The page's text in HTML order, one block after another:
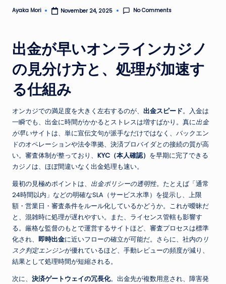
Posted
Ayaka Mori November 24, 2025 No Comments
出金が早いオンラインカジノ
の見分け方と、処理が加速す
る仕組み
オンカジでの満足度を大きく左右するのが、 出金スピード。入金は
一瞬でも、出金に時間がかかるとストレスは増すばかり。真に出金
が早いサイトは、単に宣伝文句が派手なだけではなく、バックエン
ドのオペレーションや法令準拠、決済プロバイダとの接続の質が高
い。審査体制が整っており、 KYC（本人確認） を早期に完了できる
カジノは、ほぼ間違いなく出金処理も速い。
最初の見極めポイントは、 出金ポリシーの透明性。たとえば「通常
24時間以内」などの明確なSLA（サービス水準）を提示し、上限
額・営業日・審査条件をルール化しているかどうか。これが曖昧だ
と、混雑時に処理が遅れやすい。また、ライセンス管轄も影響す
る。厳格な監督のもとで運営するサイトほど、審査プロセスは標準
化され、 即時出金に近いフローの確立が可能だ。さらに、社内の リ
スク判定エンジンが優れているほど、手動レビューの頻度が減り、
結果として処理時間が短縮される。
次に、 決済ゲートウェイの冗長化。出金先が複数用意され、障害発